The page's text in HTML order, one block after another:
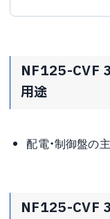
NF125-CVF
用途
配電・制御盤の
NF125-CVF